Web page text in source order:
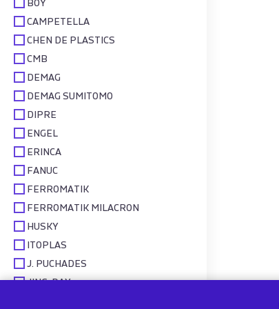
BOY
CAMPETELLA
CHEN DE PLASTICS
CMB
DEMAG
DEMAG SUMITOMO
DIPRE
ENGEL
ERINCA
FANUC
FERROMATIK
FERROMATIK MILACRON
HUSKY
ITOPLAS
J. PUCHADES
JING-DAY